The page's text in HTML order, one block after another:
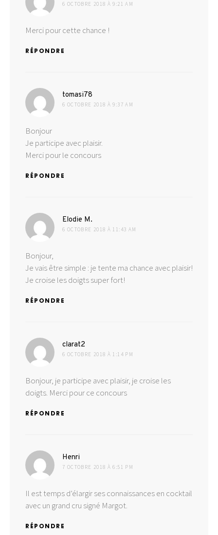
6 OCTOBRE 2018 À 9:21 AM
Merci pour cette chance !
RÉPONDRE
tomasi78
6 OCTOBRE 2018 À 9:37 AM
Bonjour
Je participe avec plaisir.
Merci pour le concours
RÉPONDRE
Elodie M.
6 OCTOBRE 2018 À 11:43 AM
Bonjour,
Je vais être simple : je tente ma chance avec plaisir!
Je croise les doigts super fort!
RÉPONDRE
clarat2
6 OCTOBRE 2018 À 1:14 PM
Bonjour, je participe avec plaisir, je croise les
doigts. Merci pour ce concours
RÉPONDRE
Henri
7 OCTOBRE 2018 À 6:51 PM
Il est temps d’élargir ses connaissances en cocktail
avec un grand cru signé Margot.
RÉPONDRE